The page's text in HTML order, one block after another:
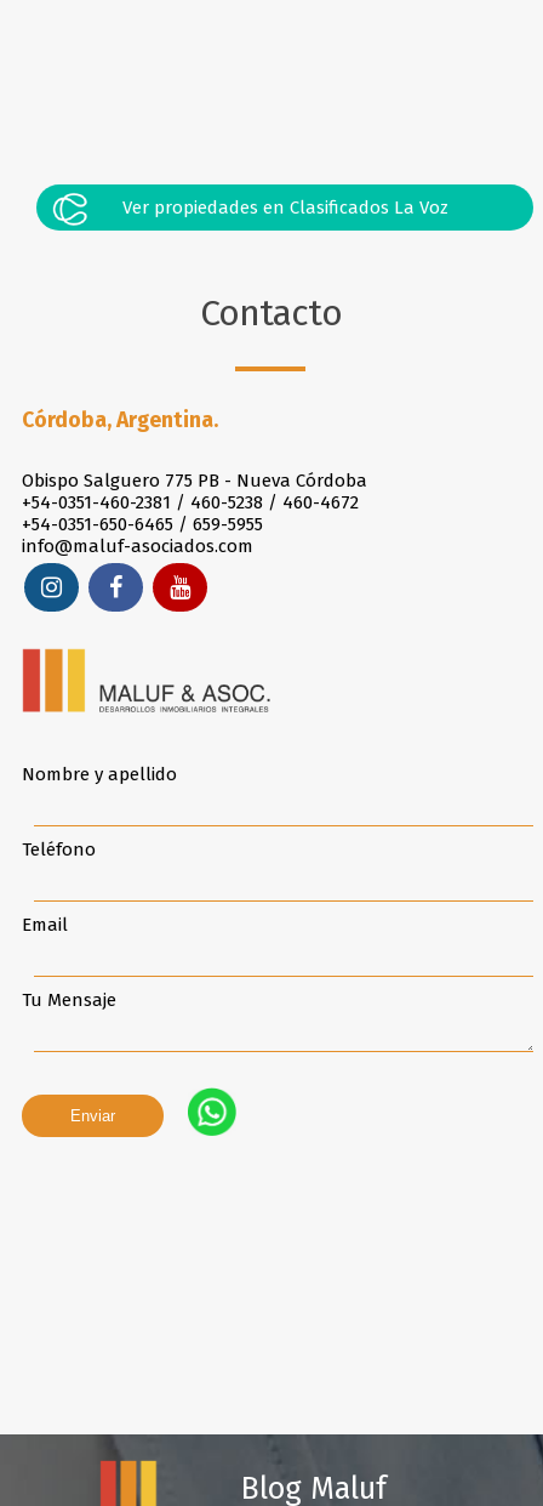
Ver propiedades en Clasificados La Voz
Contacto
Córdoba, Argentina.
Obispo Salguero 775 PB - Nueva Córdoba
+54-0351-460-2381 / 460-5238 / 460-4672
+54-0351-650-6465 / 659-5955
info@maluf-asociados.com
Nombre y apellido
Teléfono
Email
Tu Mensaje
Blog Maluf